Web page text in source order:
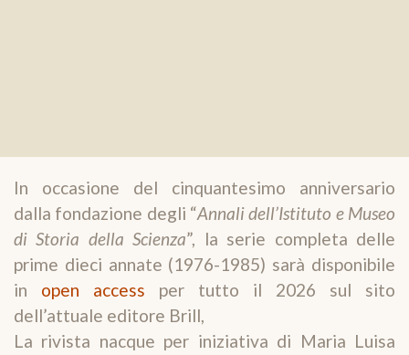
In occasione del cinquantesimo anniversario
dalla fondazione degli “Annali dell’Istituto e Museo
di Storia della Scienza”, la serie completa delle
prime dieci annate (1976-1985) sarà disponibile
in open access per tutto il 2026 sul sito
dell’attuale editore Brill,
La rivista nacque per iniziativa di Maria Luisa